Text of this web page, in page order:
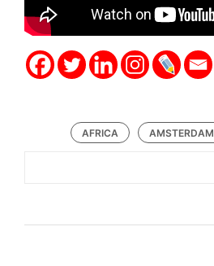
AFRICA AMSTERDAM